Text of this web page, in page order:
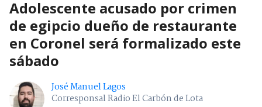
Adolescente acusado por crimen
de egipcio dueño de restaurante
en Coronel será formalizado este
sábado
José Manuel Lagos
Corresponsal Radio El Carbón de Lota